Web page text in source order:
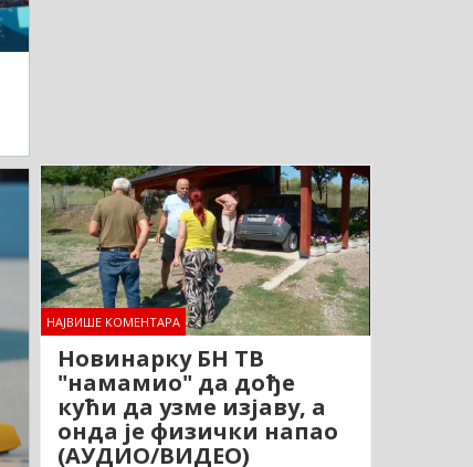
НАЈВИШЕ КОМЕНТАРА
Новинарку БН ТВ
"намамио" да дође
кући да узме изјаву, а
онда је физички напао
(АУДИО/ВИДЕО)